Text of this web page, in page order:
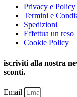
Privacy e Policy
Termini e
Spedizioni
Effettua un reso
Cookie Policy
iscriviti alla nostra
sconti.
Email